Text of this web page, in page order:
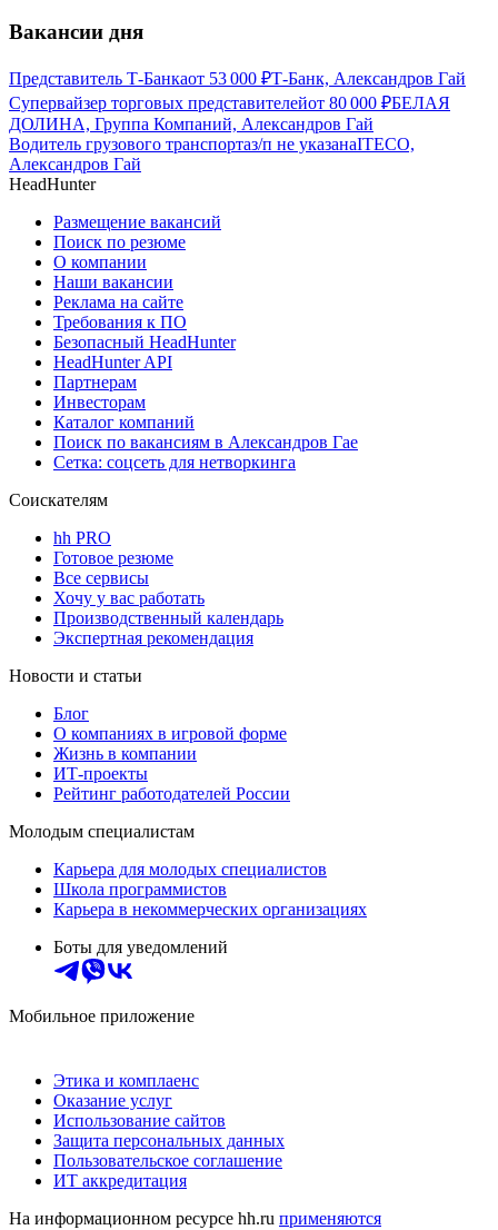
Вакансии дня
Представитель Т-Банкаот 53 000 ₽Т-Банк, Александров Гай
Супервайзер торговых представителейот 80 000 ₽БЕЛАЯ
ДОЛИНА, Группа Компаний, Александров Гай
Водитель грузового транспортаз/п не указанаITECO,
Александров Гай
HeadHunter
Размещение вакансий
Поиск по резюме
О компании
Наши вакансии
Реклама на сайте
Требования к ПО
Безопасный HeadHunter
HeadHunter API
Партнерам
Инвесторам
Каталог компаний
Поиск по вакансиям в Александров Гае
Сетка: соцсеть для нетворкинга
Соискателям
hh PRO
Готовое резюме
Все сервисы
Хочу у вас работать
Производственный календарь
Экспертная рекомендация
Новости и статьи
Блог
О компаниях в игровой форме
Жизнь в компании
ИТ-проекты
Рейтинг работодателей России
Молодым специалистам
Карьера для молодых специалистов
Школа программистов
Карьера в некоммерческих организациях
Боты для уведомлений
Мобильное приложение
Этика и комплаенс
Оказание услуг
Использование сайтов
Защита персональных данных
Пользовательское соглашение
ИТ аккредитация
На информационном ресурсе hh.ru применяются